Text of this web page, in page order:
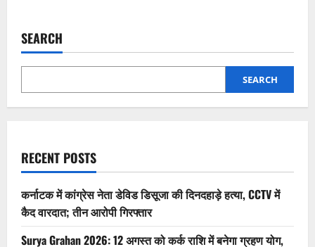
SEARCH
SEARCH
RECENT POSTS
कर्नाटक में कांग्रेस नेता डेविड डिसूजा की दिनदहाड़े हत्या, CCTV में
कैद वारदात; तीन आरोपी गिरफ्तार
Surya Grahan 2026: 12 अगस्त को कर्क राशि में बनेगा ग्रहण योग,